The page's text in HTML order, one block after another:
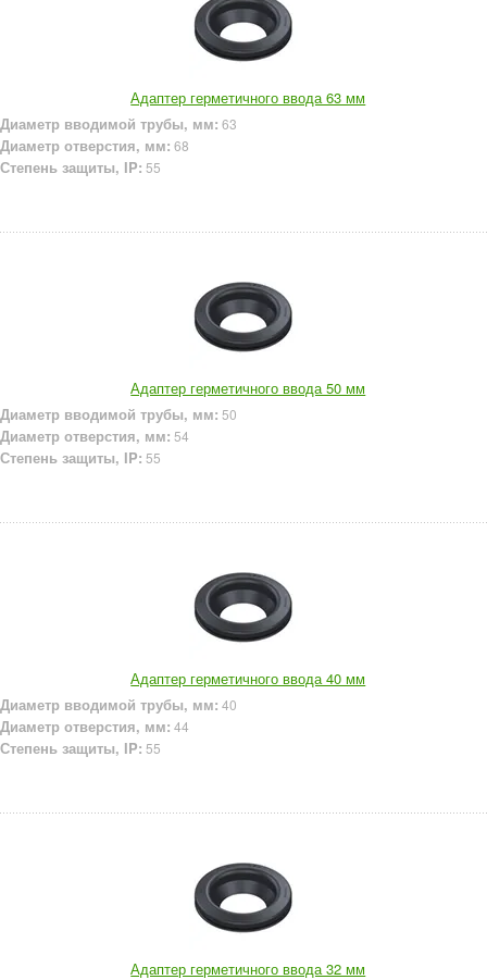
Адаптер герметичного ввода 63 мм
Диаметр вводимой трубы, мм: 63
Диаметр отверстия, мм: 68
Степень защиты, IP: 55
Адаптер герметичного ввода 50 мм
Диаметр вводимой трубы, мм: 50
Диаметр отверстия, мм: 54
Степень защиты, IP: 55
Адаптер герметичного ввода 40 мм
Диаметр вводимой трубы, мм: 40
Диаметр отверстия, мм: 44
Степень защиты, IP: 55
Адаптер герметичного ввода 32 мм